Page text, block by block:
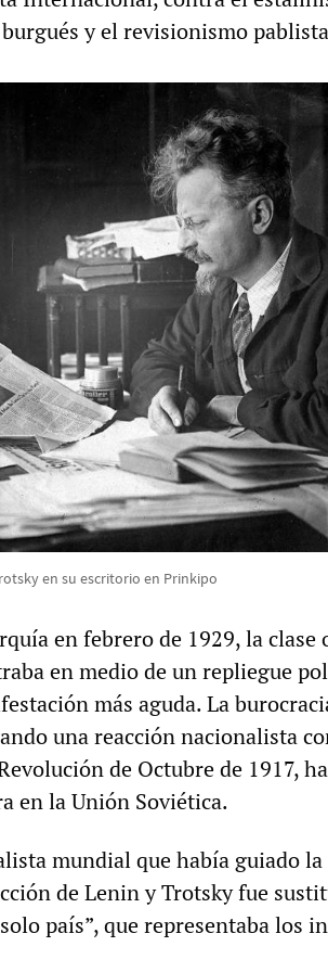
y el revisionismo
en su escritorio en Prinkipo
en febrero de 1929, la clase
en medio de un repliegue
más aguda. La
una reacción nacionalista
de Octubre de 1917,
en la Unión Soviética.
mundial que había guiado la
de Lenin y Trotsky fue
país”, que representaba los